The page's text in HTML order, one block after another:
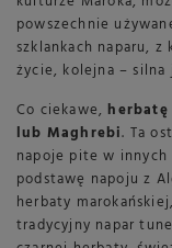
powszechnie
szklankach naparu,
życie, kolejna – silna
Co ciekawe, herbatę
lub Maghrebi. Ta
napoje pite w innych
podstawę napoju z
herbaty
tradycyjny napar